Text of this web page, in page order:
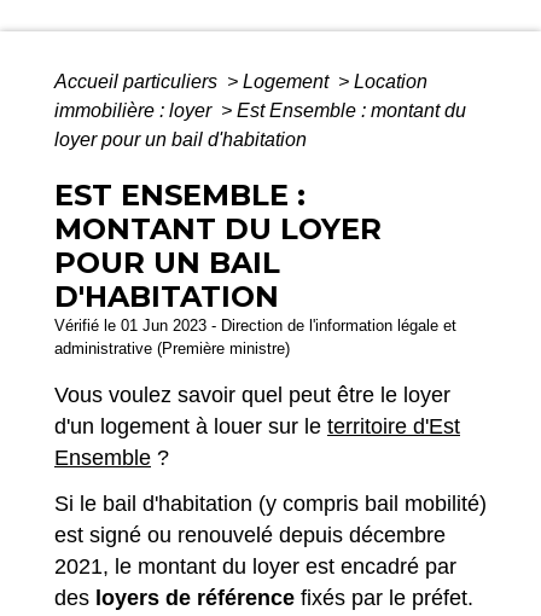
Accueil particuliers > Logement > Location
immobilière : loyer > Est Ensemble : montant du
loyer pour un bail d'habitation
EST ENSEMBLE :
MONTANT DU LOYER
POUR UN BAIL
D'HABITATION
Vérifié le 01 Jun 2023 - Direction de l'information légale et
administrative (Première ministre)
Vous voulez savoir quel peut être le loyer
d'un logement à louer sur le territoire d'Est
Ensemble ?
Si le bail d'habitation (y compris bail mobilité)
est signé ou renouvelé depuis décembre
2021, le montant du loyer est encadré par
des loyers de référence fixés par le préfet.